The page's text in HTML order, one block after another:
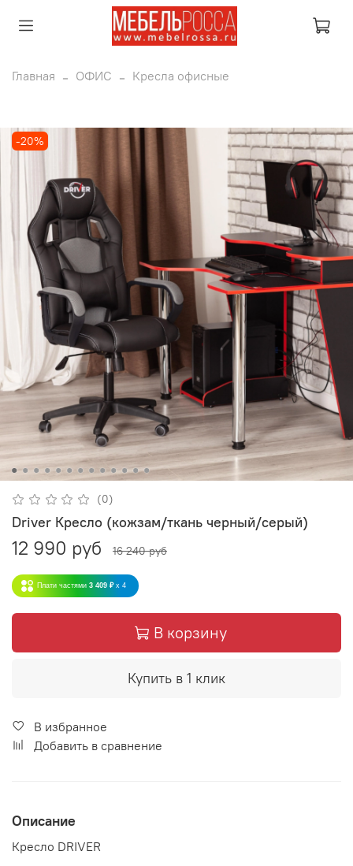
Главная ОФИС Кресла офисные
-20%
(0)
Driver Кресло (кожзам/ткань черный/серый)
12 990 руб 16 240 руб
Плати частями 3 409 ₽ x 4
В корзину
Купить в 1 клик
В избранное
Добавить в сравнение
Описание
Кресло DRIVER